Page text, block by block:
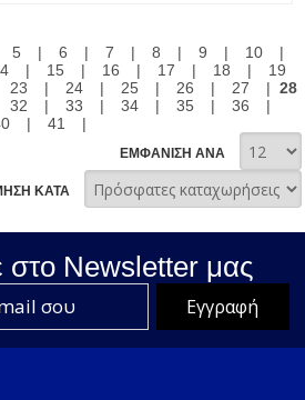
5 | 6 | 7 | 8 | 9 | 10
|
| 15 | 16 | 17 | 18 |
19
23 | 24 | 25 | 26 | 27 | 28
32 | 33 | 34 | 35 | 36
|
| 41 |
ΕΜΦΑΝΙΣΗ ΑΝΑ
ΚΑΤΑ
στο Νewsletter μας